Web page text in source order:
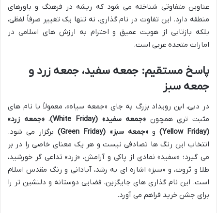
عناوین متفاوتی شناخته می شود که ریشه در فرهنگ و باورهای
منطقه دارد. این تفاوت در نام گذاری، نه تنها یک تغییر صرفاً لفظی،
بلکه بازتابی از هویت عمیق و احترام به ارزش های اسلامی در
امارات متحده عربی است.
پاسخ مستقیم: جمعه سفید، جمعه زرد و
جمعه سبز
در دبی، این رویداد بزرگ به جای «جمعه سیاه»، معمولاً با نام های
مثبت تری همچون «جمعه سفید» (White Friday) ،«جمعه زرد»
(Yellow Friday)
و«جمعه سبز» (Green Friday)
برگزار می شود.
انتخاب این رنگ ها تصادفی نیست و هر یک معنای خاصی را در بر
می گیرد؛ «سفید» نمادی از پاکی و آرامش، «زرد» تداعی گر خورشید،
طلا و ثروت، و «سبز» اشاره ای به رشد، آبادانی و رنگ مقدس اسلام
است. این نام گذاری های جایگزین، فضایی دوستانه و دلنشین تر را
برای جشن خرید فراهم می آورد.